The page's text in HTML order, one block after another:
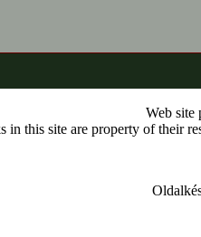
Web site
in this site are property of their